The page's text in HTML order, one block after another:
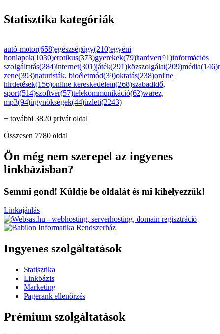
Statisztika kategóriák
autó-motor(658)egészségügy(210)egyéni
honlapok(1030)erotikus(373)gyerekek(79)hardver(91)információs
szolgáltatás(284)internet(301)játék(291)közszolgálat(209)média(146)
zene(393)naturisták, bioéletmód(39)oktatás(238)online
hirdetések(156)online kereskedelem(268)szabadidő,
sport(514)szoftver(57)telekommunikáció(62)warez,
mp3(94)ügynökségek(44)üzleti(2243)
+ további 3820 privát oldal
Összesen 7780 oldal
Ön még nem szerepel az ingyenes
linkbázisban?
Semmi gond! Küldje be oldalát és mi kihelyezzük!
Linkajánlás
Ingyenes szolgáltatások
Statisztika
Linkbázis
Marketing
Pagerank ellenőrzés
Prémium szolgáltatások